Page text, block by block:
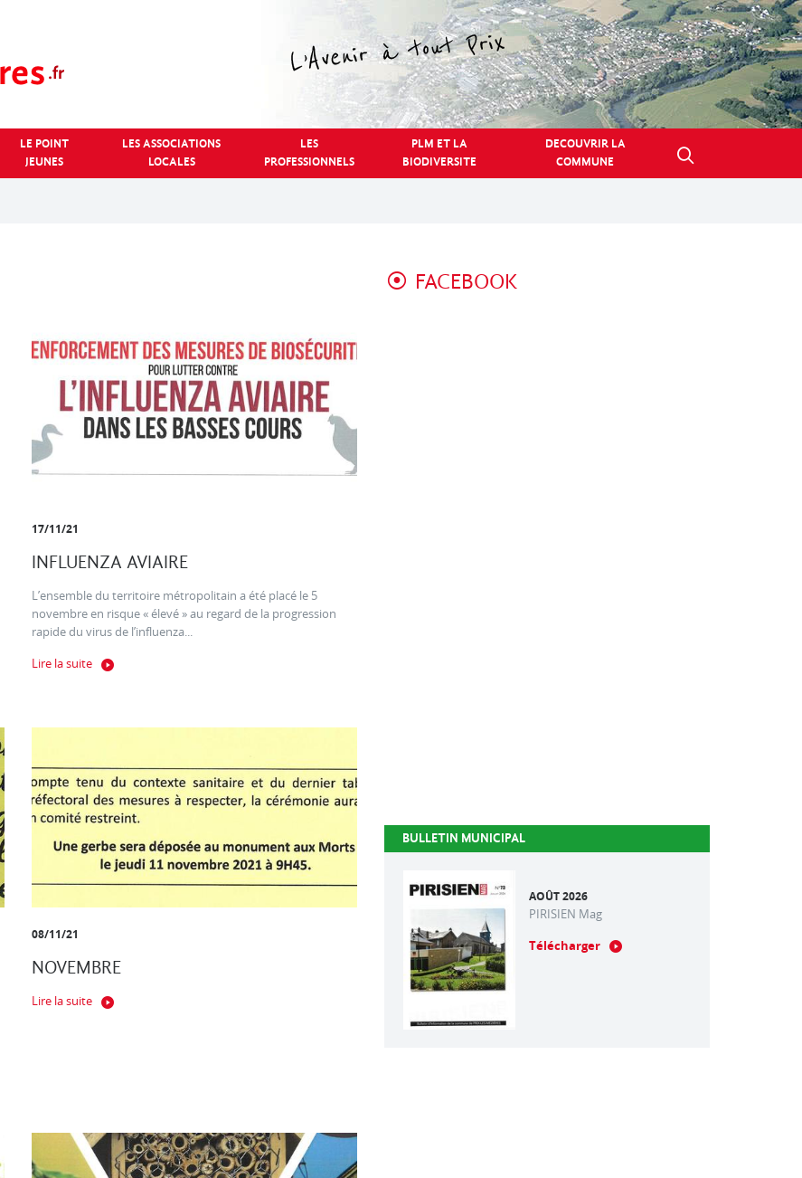
LE POINT
JEUNES
LES ASSOCIATIONS
LOCALES
LES
PROFESSIONNELS
PLM ET LA
BIODIVERSITE
DECOUVRIR LA
COMMUNE
17/11/21
INFLUENZA AVIAIRE
L’ensemble du territoire métropolitain a été placé le 5
novembre en risque « élevé » au regard de la progression
rapide du virus de l’influenza...
Lire la suite
08/11/21
NOVEMBRE
Lire la suite
FACEBOOK
BULLETIN MUNICIPAL
AOÛT 2026
PIRISIEN Mag
Télécharger